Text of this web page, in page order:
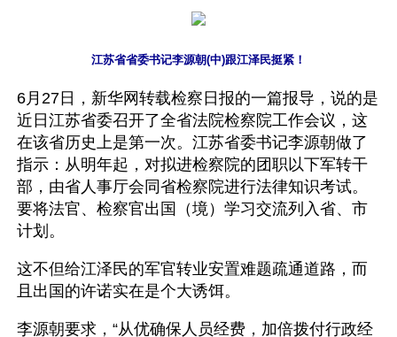
江苏省省委书记李源朝(中)跟江泽民挺紧！
6月27日，新华网转载检察日报的一篇报导，说的是
近日江苏省委召开了全省法院检察院工作会议，这
在该省历史上是第一次。江苏省委书记李源朝做了
指示：从明年起，对拟进检察院的团职以下军转干
部，由省人事厅会同省检察院进行法律知识考试。
要将法官、检察官出国（境）学习交流列入省、市
计划。
这不但给江泽民的军官转业安置难题疏通道路，而
且出国的许诺实在是个大诱饵。
李源朝要求，“从优确保人员经费，加倍拨付行政经